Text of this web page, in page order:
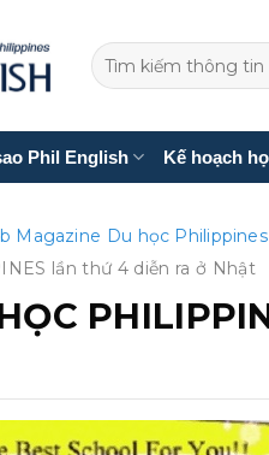
Phil English Kế hoạch
Magazine Du học Philippines
lần thứ 4 diễn ra ở Nhật